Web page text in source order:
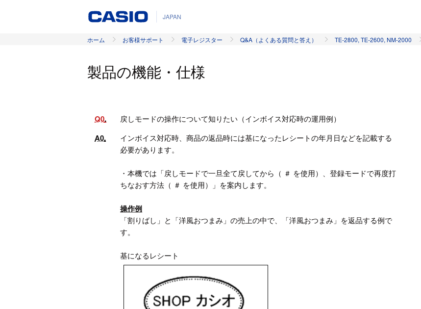
JAPAN
ホーム お客様サポート 電子レジスター Q&A（よくある質問と答え） TE-2800, TE-2600, NM-2000
製品の機能・仕様
Q0 戻しモードの操作について知りたい（インボイス対応時の運用例）
A0
インボイス対応時、商品の返品時には基になったレシートの年月日などを記載する
必要があります。
・本機では「戻しモードで一旦全て戻してから（ ＃ を使用）、登録モードで再度打
ちなおす方法（ ＃ を使用）」を案内します。
操作例
「割りばし」と「洋風おつまみ」の売上の中で、「洋風おつまみ」を返品する例で
す。
基になるレシート